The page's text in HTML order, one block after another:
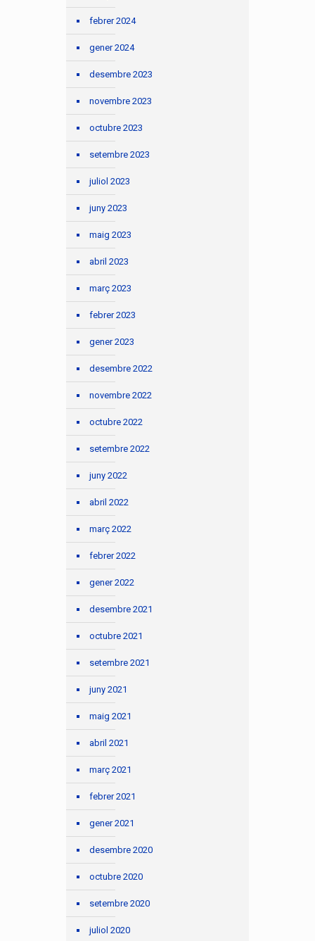
febrer 2024
gener 2024
desembre 2023
novembre 2023
octubre 2023
setembre 2023
juliol 2023
juny 2023
maig 2023
abril 2023
març 2023
febrer 2023
gener 2023
desembre 2022
novembre 2022
octubre 2022
setembre 2022
juny 2022
abril 2022
març 2022
febrer 2022
gener 2022
desembre 2021
octubre 2021
setembre 2021
juny 2021
maig 2021
abril 2021
març 2021
febrer 2021
gener 2021
desembre 2020
octubre 2020
setembre 2020
juliol 2020